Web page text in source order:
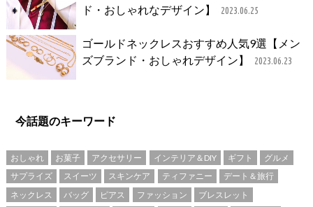
ド・おしゃれなデザイン】
2023.06.25
ゴールドネックレスおすすめ人気9選【メン
ズブランド・おしゃれデザイン】
2023.06.23
今話題のキーワード
おしゃれ お菓子 アクセサリー インテリア＆DIY ギフト
グルメ
サプライズ
スイーツ スキンケア ティファニー
デート＆旅行
ネックレス
バッグ ピアス ファッション
ブレスレット